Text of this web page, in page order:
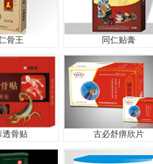
骨王 同仁贴膏
透骨贴 古必舒痹欣片